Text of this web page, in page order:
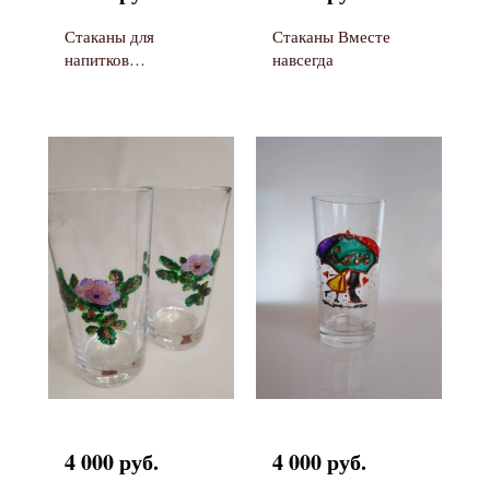
Стаканы для
напитков
Стаканы Вместе
навсегда
4 000 руб. 4 000 руб.